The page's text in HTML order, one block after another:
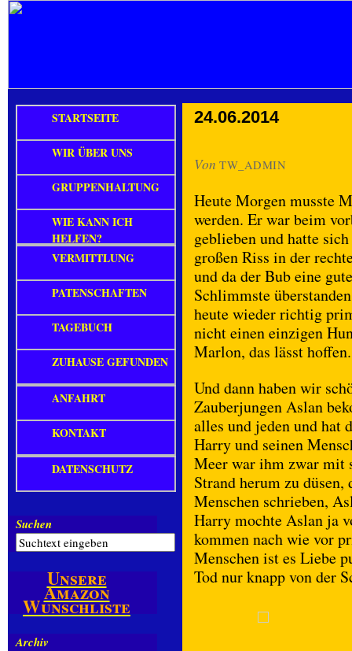
24.06.2014
Von TW_ADMIN
Heute Morgen musste
werden. Er war beim
geblieben und hatte
großen Riss in der
und da der Bub eine
Schlimmste
heute wieder richtig
nicht einen einzigen
Marlon, das lässt hoffen.
Und dann haben wir
Zauberjungen Aslan
alles und jeden und hat
Harry und seinen
Meer war ihm zwar mit
Strand herum zu
Menschen schrieben,
Harry mochte Aslan ja
kommen nach wie vor
Menschen ist es Liebe
Tod nur knapp von der
STARTSEITE
WIR ÜBER UNS
GRUPPENHALTUNG
WIE KANN ICH
HELFEN?
VERMITTLUNG
PATENSCHAFTEN
TAGEBUCH
ZUHAUSE GEFUNDEN
ANFAHRT
KONTAKT
DATENSCHUTZ
Suchen
Unsere
Amazon
Wunschliste
Archiv